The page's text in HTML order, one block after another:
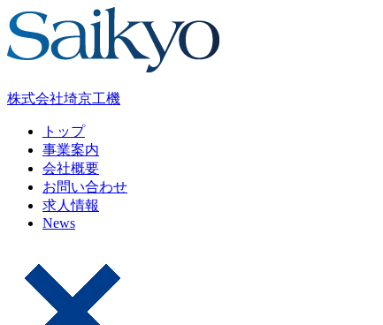
株式会社埼京工機
トップ
事業案内
会社概要
お問い合わせ
求人情報
News